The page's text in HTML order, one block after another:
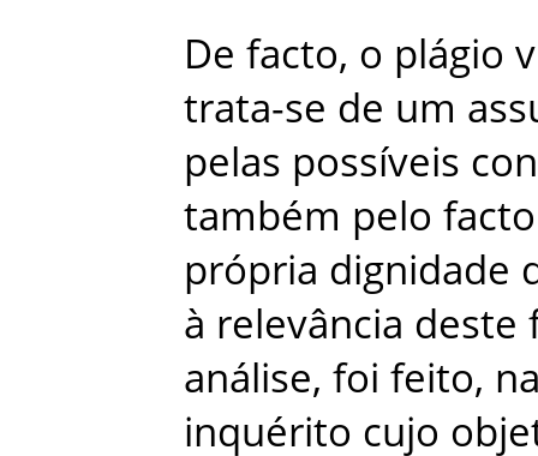
De facto, o plágio
trata-se de um
pelas possíveis
também pelo facto
própria dignidade
à relevância deste
análise, foi feito,
inquérito cujo